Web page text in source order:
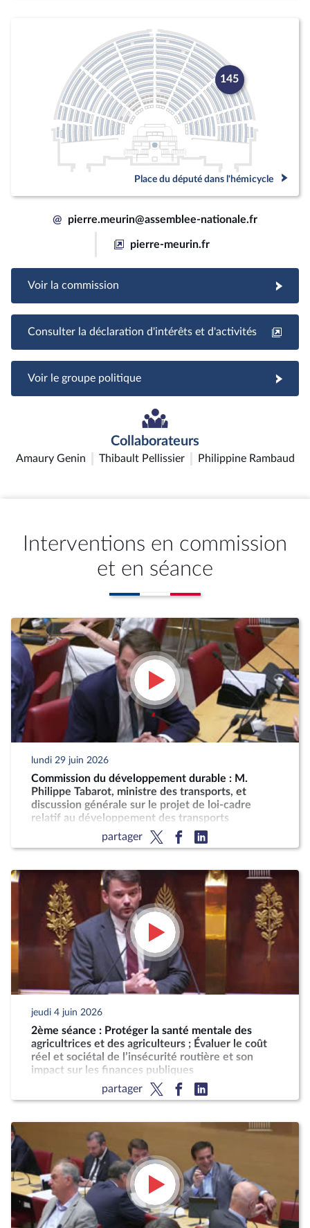
145
Place du député dans l'hémicycle
@ pierre.meurin@assemblee-nationale.fr
pierre-meurin.fr
Voir la commission
Consulter la déclaration d'intérêts et d'activités
Voir le groupe politique
Collaborateurs
Amaury Genin Thibault Pellissier Philippine Rambaud
Interventions en commission
et en séance
lundi 29 juin 2026
Commission du développement durable : M.
Philippe Tabarot, ministre des transports, et
discussion générale sur le projet de loi-cadre
relatif au développement des transports
partager
jeudi 4 juin 2026
2ème séance : Protéger la santé mentale des
agricultrices et des agriculteurs ; Évaluer le coût
réel et sociétal de l’insécurité routière et son
impact sur les finances publiques
partager